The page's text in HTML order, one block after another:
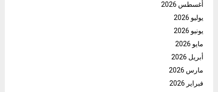
أغسطس 2026
يوليو 2026
يونيو 2026
مايو 2026
أبريل 2026
مارس 2026
فبراير 2026